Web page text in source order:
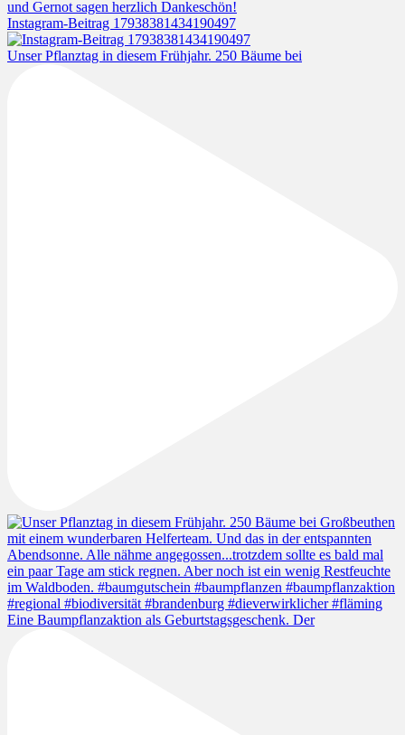
Instagram-Beitrag 17938381434190497
Unser Pflanztag in diesem Frühjahr. 250 Bäume bei
Eine Baumpflanzaktion als Geburtstagsgeschenk. Der